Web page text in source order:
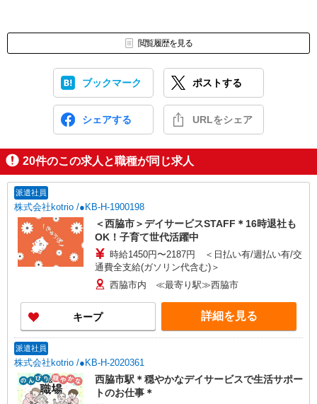
閲覧履歴を見る
ブックマーク ポストする
シェアする URLをシェア
20件のこの求人と職種が同じ求人
派遣社員
株式会社kotrio /●KB-H-1900198
＜西脇市＞デイサービスSTAFF＊16時退社も
OK！子育て世代活躍中
時給1450円〜2187円 ＜日払い有/週払い有/交
通費全支給(ガソリン代含む)＞
西脇市内 ≪最寄り駅≫西脇市
キープ 詳細を見る
派遣社員
株式会社kotrio /●KB-H-2020361
西脇市駅＊穏やかなデイサービスで生活サポー
トのお仕事＊